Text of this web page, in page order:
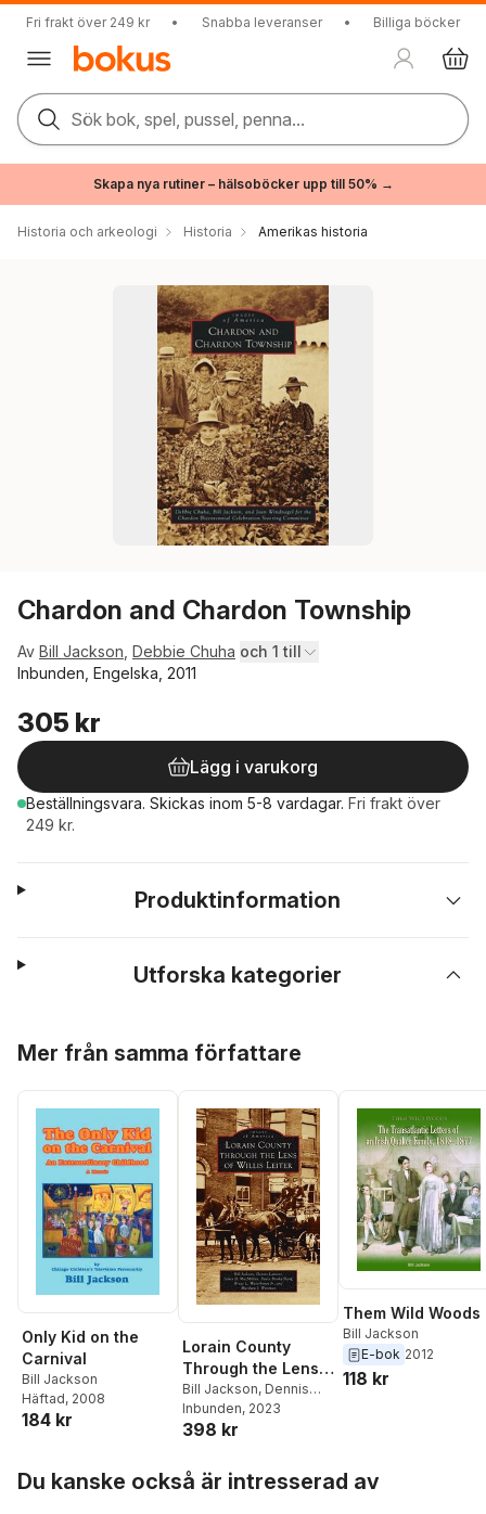
Fri frakt över 249 kr • Snabba leveranser • Billiga böcker
Sök bok, spel, pussel, penna...
Skapa nya rutiner – hälsoböcker upp till 50% →
Historia och arkeologi Historia Amerikas historia
Chardon and Chardon Township
Av Bill Jackson Debbie Chuha och 1 till
Inbunden, Engelska, 2011
305 kr
Lägg i varukorg
Beställningsvara. Skickas inom 5-8 vardagar. Fri frakt över
249 kr.
Produktinformation
Utforska kategorier
Mer från samma författare
Only Kid on the
Carnival
Bill Jackson
Häftad, 2008
184 kr
Lorain County
Through the Lens
of Willis Leiter
Bill Jackson, Dennis
Lamont,Paula A Shorf
Inbunden, 2023
398 kr
Them Wild Woods
Bill Jackson
E-bok 2012
118 kr
Du kanske också är intresserad av